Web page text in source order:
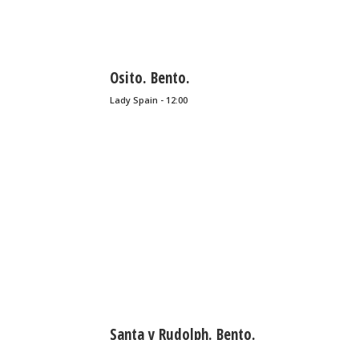
Osito. Bento.
Lady Spain - 12:00
Santa y Rudolph. Bento.